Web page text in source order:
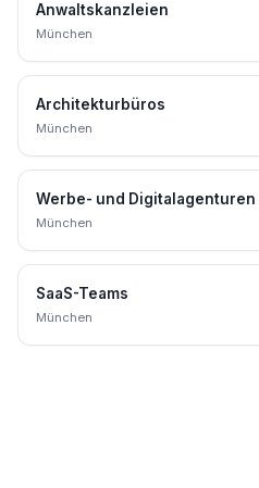
Anwaltskanzleien
München
Architekturbüros
München
Werbe- und Digitalagenturen
München
SaaS-Teams
München